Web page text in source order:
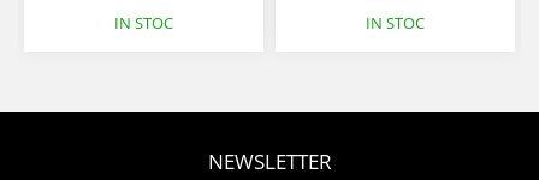
IN STOC IN STOC
NEWSLETTER